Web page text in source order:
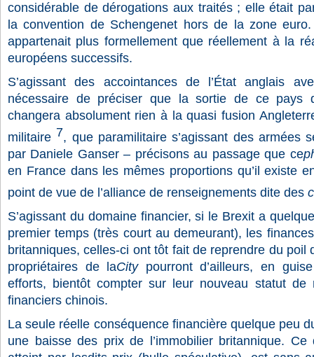
considérable de dérogations aux traités ; elle était
la convention de Schengenet hors de la zone
appartenait plus formellement que réellement à la
européens successifs.
S’agissant des accointances de l’État anglais
nécessaire de préciser que la sortie de ce pays
changera absolument rien à la quasi fusion
militaire 7, que paramilitaire s’agissant des armées
par Daniele Ganser – précisons au passage que ce
en France dans les mêmes proportions qu’il existe
point de vue de l’alliance de renseignements dite des
S’agissant du domaine financier, si le Brexit a
premier temps (très court au demeurant), les
britanniques, celles-ci ont tôt fait de reprendre du poil
propriétaires de laCitypourront d’ailleurs, en
efforts, bientôt compter sur leur nouveau statut de
financiers chinois.
La seule réelle conséquence financière quelque peu
une baisse des prix de l’immobilier britannique.